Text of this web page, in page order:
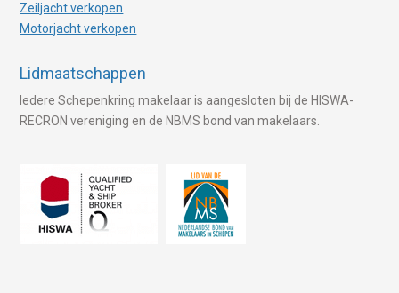
Zeiljacht verkopen
Motorjacht verkopen
Lidmaatschappen
Iedere Schepenkring makelaar is aangesloten bij de HISWA-
RECRON vereniging en de NBMS bond van makelaars.